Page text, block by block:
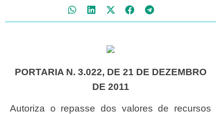
PORTARIA N. 3.022, DE 21 DE DEZEMBRO
DE 2011
Autoriza o repasse dos valores de recursos